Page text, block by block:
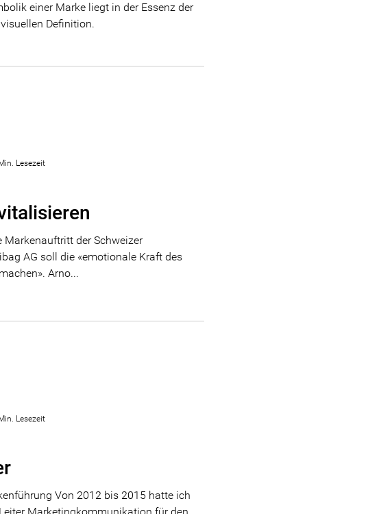
einer Marke liegt in der Essenz der
Definition.
Markenauftritt der Schweizer
AG soll die «emotionale Kraft des
Arno...
Lesezeit
Von 2012 bis 2015 hatte ich
Lesezeit